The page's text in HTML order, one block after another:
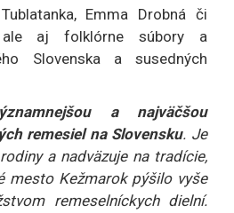
Emma Drobná či
ale aj folklórne súbory a
Slovenska a susedných
a najväčšou
remesiel na Slovensku. Je
a nadväzuje na tradície,
mesto Kežmarok pýšilo vyše
remeselníckych dielní.